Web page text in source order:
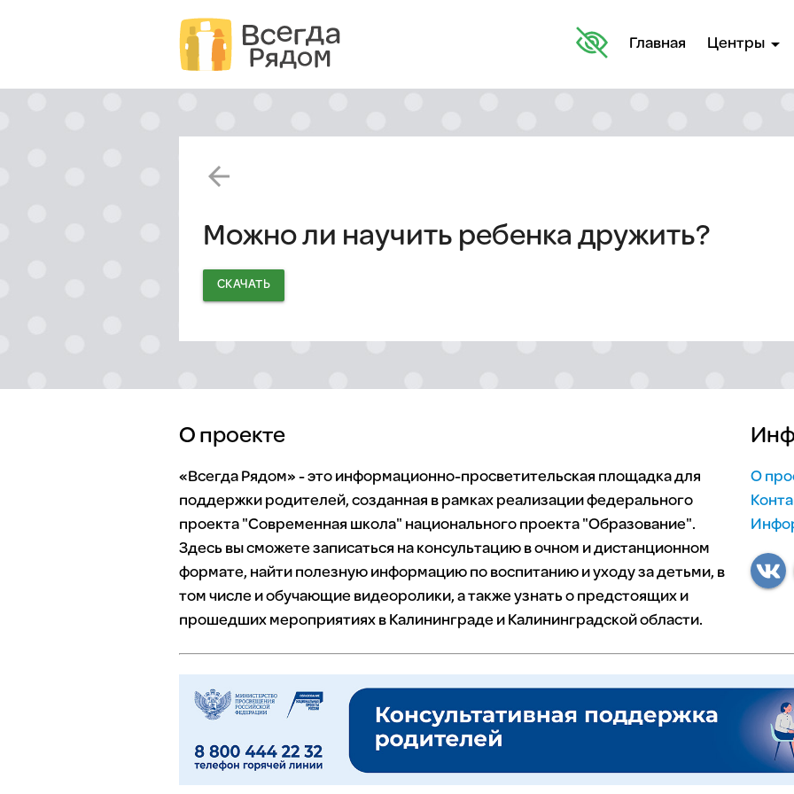
Главная Центры arrow_drop_down
arrow_back
Можно ли научить ребенка дружить?
СКАЧАТЬ
О проекте
«Всегда Рядом» - это информационно-просветительская площадка для
поддержки родителей, созданная в рамках реализации федерального
проекта "Современная школа" национального проекта "Образование".
Здесь вы сможете записаться на консультацию в очном и дистанционном
формате, найти полезную информацию по воспитанию и уходу за детьми, в
том числе и обучающие видеоролики, а также узнать о предстоящих и
прошедших мероприятиях в Калининграде и Калининградской области.
О